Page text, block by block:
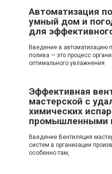
Автоматизация
умный дом и
для
Введение в автоматизацию
полива — это процесс
оптимального увлажнения
Эффективная
мастерской с
химических
промышленными
Введение Вентиляция
систем в организации
особенно там,